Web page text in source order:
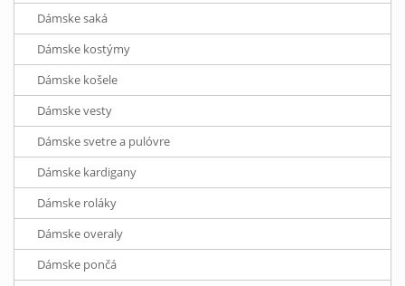
Dámske saká
Dámske kostýmy
Dámske košele
Dámske vesty
Dámske svetre a pulóvre
Dámske kardigany
Dámske roláky
Dámske overaly
Dámske pončá